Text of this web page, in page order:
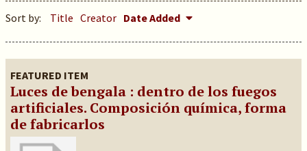
Sort by: Title Creator Date Added
FEATURED ITEM
Luces de bengala : dentro de los fuegos
artificiales. Composición química, forma
de fabricarlos